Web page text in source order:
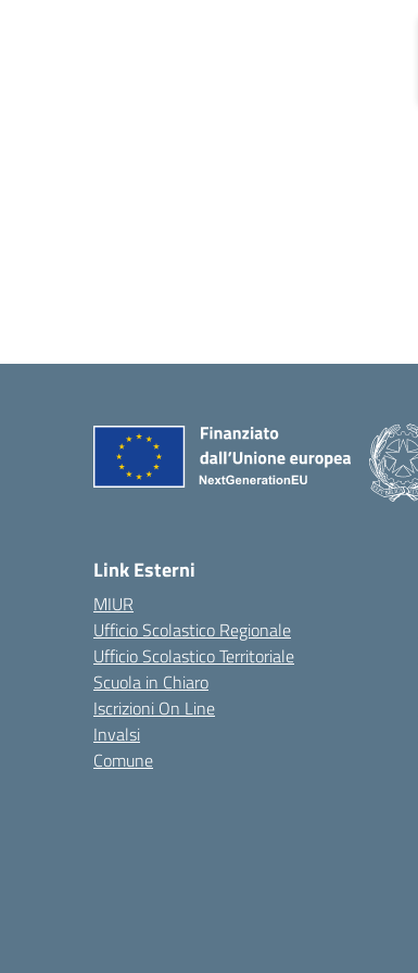
Link Esterni
MIUR
Ufficio Scolastico Regionale
Ufficio Scolastico Territoriale
Scuola in Chiaro
Iscrizioni On Line
Invalsi
Comune